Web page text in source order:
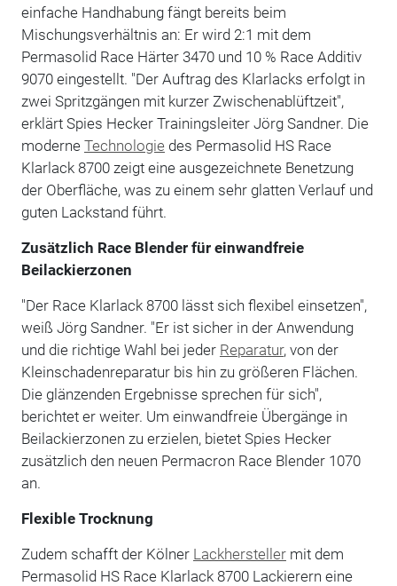
einfache Handhabung fängt bereits beim
Mischungsverhältnis an: Er wird 2:1 mit dem
Permasolid Race Härter 3470 und 10 % Race Additiv
9070 eingestellt. "Der Auftrag des Klarlacks erfolgt in
zwei Spritzgängen mit kurzer Zwischenablüftzeit",
erklärt Spies Hecker Trainingsleiter Jörg Sandner. Die
moderne Technologie des Permasolid HS Race
Klarlack 8700 zeigt eine ausgezeichnete Benetzung
der Oberfläche, was zu einem sehr glatten Verlauf und
guten Lackstand führt.
Zusätzlich Race Blender für einwandfreie
Beilackierzonen
"Der Race Klarlack 8700 lässt sich flexibel einsetzen",
weiß Jörg Sandner. "Er ist sicher in der Anwendung
und die richtige Wahl bei jeder Reparatur, von der
Kleinschadenreparatur bis hin zu größeren Flächen.
Die glänzenden Ergebnisse sprechen für sich",
berichtet er weiter. Um einwandfreie Übergänge in
Beilackierzonen zu erzielen, bietet Spies Hecker
zusätzlich den neuen Permacron Race Blender 1070
an.
Flexible Trocknung
Zudem schafft der Kölner Lackherstellermit dem
Permasolid HS Race Klarlack 8700 Lackierern eine